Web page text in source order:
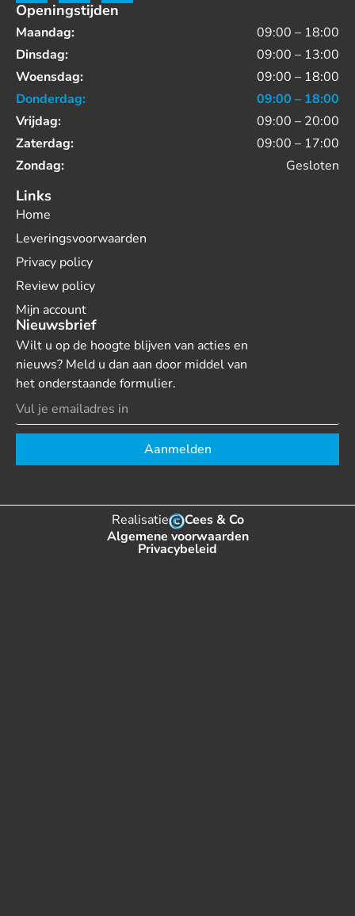
Openingstijden
Maandag:
09:00 – 18:00
Dinsdag:
09:00 – 13:00
Woensdag:
09:00 – 18:00
Donderdag:
09:00 – 18:00
Vrijdag:
09:00 – 20:00
Zaterdag:
09:00 – 17:00
Zondag:
Gesloten
Links
Home
Leveringsvoorwaarden
Privacy policy
Review policy
Mijn account
Nieuwsbrief
Wilt u op de hoogte blijven van acties en
nieuws? Meld u dan aan door middel van
het onderstaande formulier.
Aanmelden
Realisatie
Cees & Co
Algemene voorwaarden
Privacybeleid